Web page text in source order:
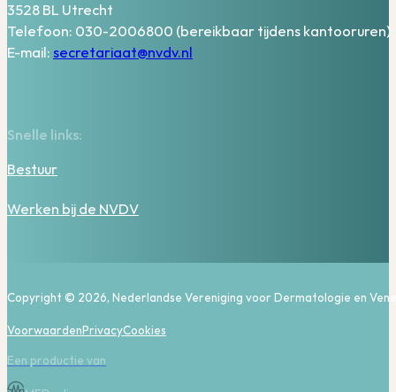
3528 BL Utrecht
Telefoon: 030-2006800 (bereikbaar tijdens kantooruren)
E-mail: secretariaat@nvdv.nl
Snelle links:
Bestuur
Werken bij de NVDV
Copyright © 2026, Nederlandse Vereniging voor Dermatologie en
VoorwaardenPrivacyCookies
Een productie van